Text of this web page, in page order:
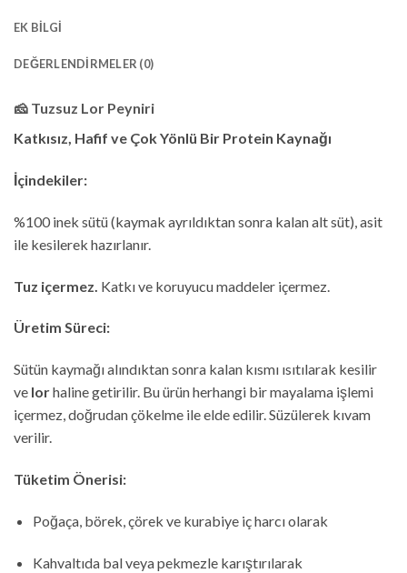
EK BILGI
DEĞERLENDIRMELER (0)
🧀 Tuzsuz Lor Peyniri
Katkısız, Hafif ve Çok Yönlü Bir Protein Kaynağı
İçindekiler:
%100 inek sütü (kaymak ayrıldıktan sonra kalan alt süt), asit
ile kesilerek hazırlanır.
Tuz içermez. Katkı ve koruyucu maddeler içermez.
Üretim Süreci:
Sütün kaymağı alındıktan sonra kalan kısmı ısıtılarak kesilir
ve lorhaline getirilir. Bu ürün herhangi bir mayalama işlemi
içermez, doğrudan çökelme ile elde edilir. Süzülerek kıvam
verilir.
Tüketim Önerisi:
Poğaça, börek, çörek ve kurabiye iç harcı olarak
Kahvaltıda bal veya pekmezle karıştırılarak